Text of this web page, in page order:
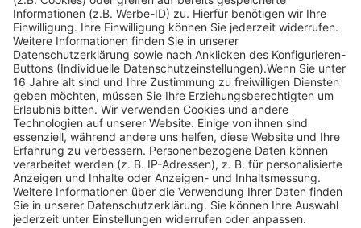
Service Hotline
Shop Service
Informationen
Folge uns
Versandpartner